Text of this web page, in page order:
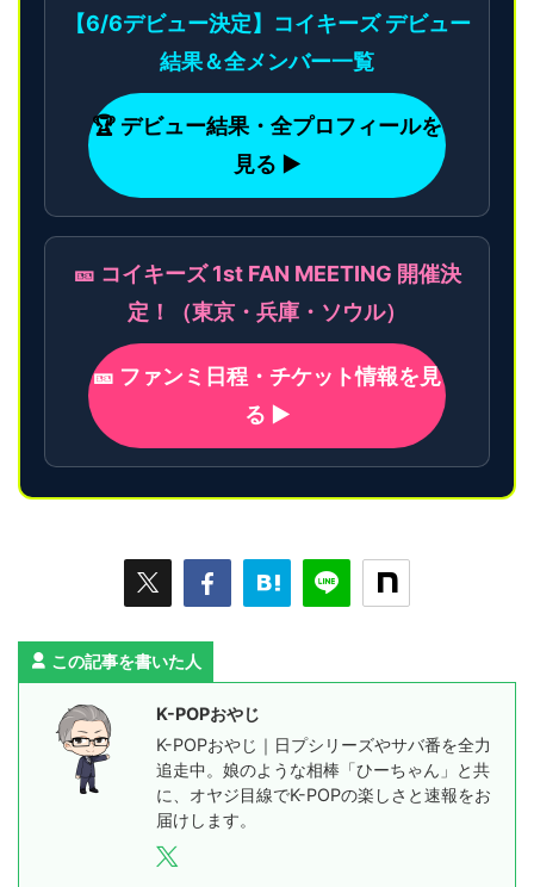
【6/6デビュー決定】コイキーズ デビュー
結果＆全メンバー一覧
🏆 デビュー結果・全プロフィールを
見る ▶
🎫 コイキーズ 1st FAN MEETING 開催決
定！（東京・兵庫・ソウル）
🎫 ファンミ日程・チケット情報を見
る ▶
この記事を書いた人
K-POPおやじ
K-POPおやじ｜日プシリーズやサバ番を全力
追走中。娘のような相棒「ひーちゃん」と共
に、オヤジ目線でK-POPの楽しさと速報をお
届けします。